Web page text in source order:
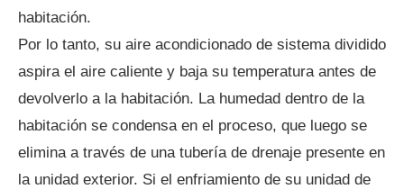
habitación.
Por lo tanto, su aire acondicionado de sistema dividido
aspira el aire caliente y baja su temperatura antes de
devolverlo a la habitación. La humedad dentro de la
habitación se condensa en el proceso, que luego se
elimina a través de una tubería de drenaje presente en
la unidad exterior. Si el enfriamiento de su unidad de